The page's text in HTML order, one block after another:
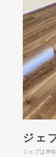
ジェ
ジェブは神